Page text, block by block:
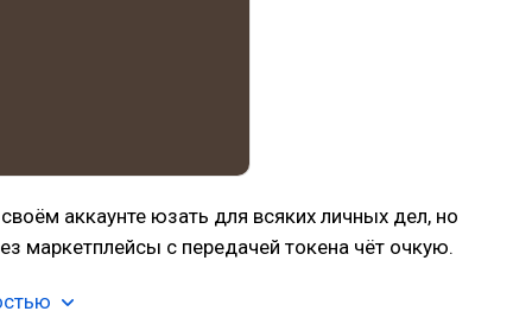
аккаунте юзать для всяких личных дел, но
маркетплейсы с передачей токена чёт очкую.